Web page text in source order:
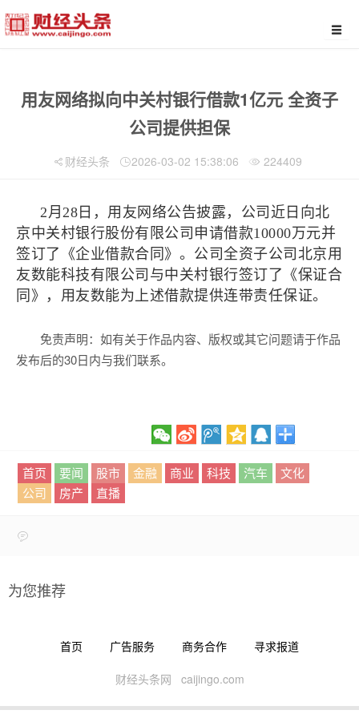
用友网络拟向中关村银行借款1亿元 全资子
公司提供担保
财经头条 2026-03-02 15:38:06 224409
2月28日，用友网络公告披露，公司近日向北
京中关村银行股份有限公司申请借款10000万元并
签订了《企业借款合同》。公司全资子公司北京用
友数能科技有限公司与中关村银行签订了《保证合
同》，用友数能为上述借款提供连带责任保证。
免责声明：如有关于作品内容、版权或其它问题请于作品
发布后的30日内与我们联系。
首页 要闻 股市 金融 商业 科技 汽车
文化
公司
房产 直播
为您推荐
首页 广告服务 商务合作 寻求报道
财经头条网 caijingo.com